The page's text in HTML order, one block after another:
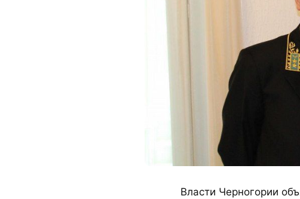
Власти Черногории